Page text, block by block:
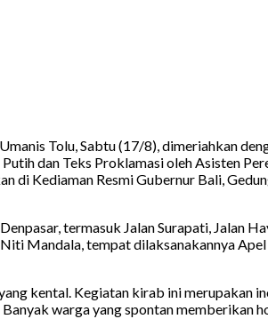
Tolu, Sabtu (17/8), dimeriahkan
dan Teks Proklamasi oleh Asisten
di Kediaman Resmi Gubernur Bali,
termasuk Jalan Surapati, Jalan
Niti Mandala, tempat dilaksanakannya
kental. Kegiatan kirab ini merupakan
warga yang spontan memberikan